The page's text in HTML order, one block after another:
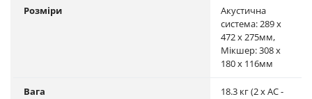
Розміри
Акустична
система: 289 x
472 x 275мм,
Мікшер: 308 x
180 x 116мм
Вага
18.3 кг (2 x АС -